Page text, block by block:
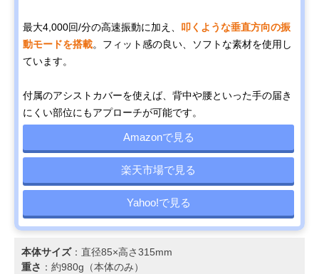
最大4,000回/分の高速振動に加え、 叩くような垂直方向の振
動モードを搭載。フィット感の良い、ソフトな素材を使用し
ています。
付属のアシストカバーを使えば、背中や腰といった手の届き
にくい部位にもアプローチが可能です。
Amazonで見る
楽天市場で見る
Yahoo!で見る
本体サイズ：直径85×高さ315mm
重さ ：約980g（本体のみ）